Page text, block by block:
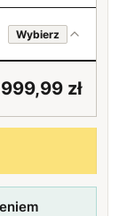
+65 zł
Wybierz
zł